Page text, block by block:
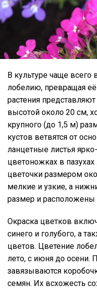
В культуре чаще
лобелию, превращая
растения
высотой около 20 см,
крупного (до 1,5 м)
кустов ветвятся от
ланцетные листья
цветоножках в
цветочки размером
мелкие и узкие, а
размер и
Окраска цветков
синего и голубого, а
цветов. Цветение
лето, с июня до осени.
завязываются
семян. Их всхожесть